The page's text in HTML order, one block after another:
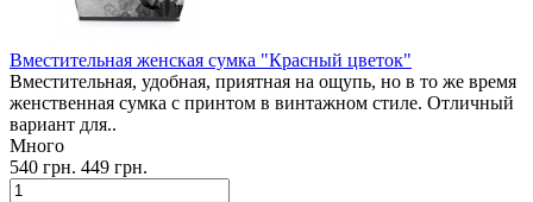
Вместительная женская сумка "Красный цветок"
Вместительная, удобная, приятная на ощупь, но в то же время
женственная сумка с принтом в винтажном стиле. Отличный
вариант для..
Много
540 грн. 449 грн.